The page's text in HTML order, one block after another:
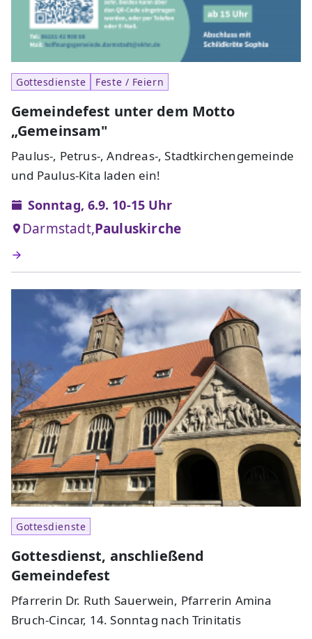
Gottesdienste Feste / Feiern
Gemeindefest unter dem Motto
„Gemeinsam"
Paulus-, Petrus-, Andreas-, Stadtkirchengemeinde
und Paulus-Kita laden ein!
Sonntag, 6.9. 10-15 Uhr
Darmstadt,Pauluskirche
Gottesdienste
Gottesdienst, anschließend
Gemeindefest
Pfarrerin Dr. Ruth Sauerwein, Pfarrerin Amina
Bruch-Cincar, 14. Sonntag nach Trinitatis